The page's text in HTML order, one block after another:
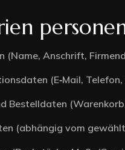
Home 1
Home 3
Home 4
(Name, Anschrift,
(E‑Mail,
Bestelldaten
(abhängig vom